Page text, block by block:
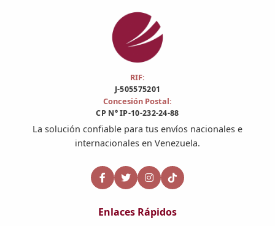
RIF:
J-505575201
Concesión Postal:
CP N° IP-10-232-24-88
La solución confiable para tus envíos nacionales e
internacionales en Venezuela.
Enlaces Rápidos